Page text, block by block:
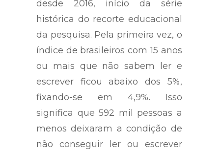
desde 2016, início da série
histórica do recorte educacional
da pesquisa. Pela primeira vez, o
índice de brasileiros com 15 anos
ou mais que não sabem ler e
escrever ficou abaixo dos 5%,
fixando-se em 4,9%. Isso
significa que 592 mil pessoas a
menos deixaram a condição de
não conseguir ler ou escrever